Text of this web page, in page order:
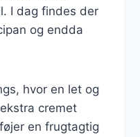
I dag findes der
og endda
hvor en let og
cremet
en frugtagtig